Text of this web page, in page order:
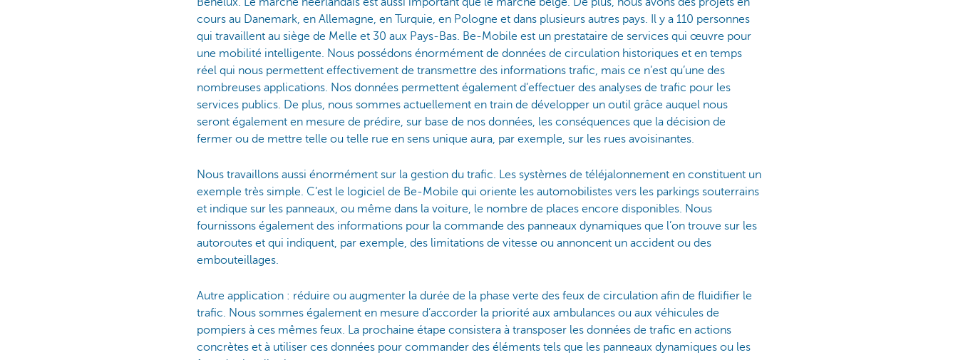
cours au Danemark, en Allemagne, en Turquie, en Pologne et dans plusieurs autres pays. Il y a 110 personnes
qui travaillent au siège de Melle et 30 aux Pays-Bas. Be-Mobile est un prestataire de services qui œuvre pour
une mobilité intelligente. Nous possédons énormément de données de circulation historiques et en temps
réel qui nous permettent effectivement de transmettre des informations trafic, mais ce n’est qu’une des
nombreuses applications. Nos données permettent également d’effectuer des analyses de trafic pour les
services publics. De plus, nous sommes actuellement en train de développer un outil grâce auquel nous
seront également en mesure de prédire, sur base de nos données, les conséquences que la décision de
fermer ou de mettre telle ou telle rue en sens unique aura, par exemple, sur les rues avoisinantes.
Nous travaillons aussi énormément sur la gestion du trafic. Les systèmes de téléjalonnement en constituent un
exemple très simple. C’est le logiciel de Be-Mobile qui oriente les automobilistes vers les parkings souterrains
et indique sur les panneaux, ou même dans la voiture, le nombre de places encore disponibles. Nous
fournissons également des informations pour la commande des panneaux dynamiques que l’on trouve sur les
autoroutes et qui indiquent, par exemple, des limitations de vitesse ou annoncent un accident ou des
embouteillages.
Autre application : réduire ou augmenter la durée de la phase verte des feux de circulation afin de fluidifier le
trafic. Nous sommes également en mesure d’accorder la priorité aux ambulances ou aux véhicules de
pompiers à ces mêmes feux. La prochaine étape consistera à transposer les données de trafic en actions
concrètes et à utiliser ces données pour commander des éléments tels que les panneaux dynamiques ou les